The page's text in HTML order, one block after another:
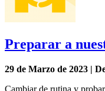
Preparar a
29 de Marzo de 2023 |